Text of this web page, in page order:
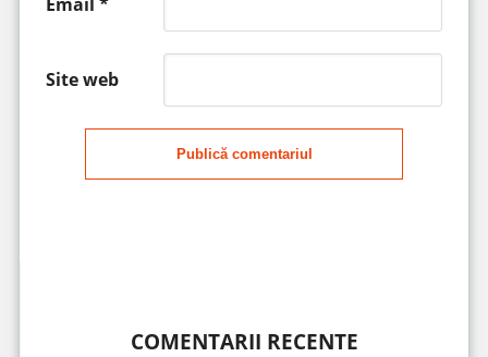
Site web
Publică comentariul
COMENTARII RECENTE